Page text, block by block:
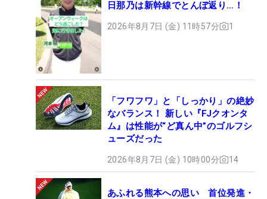
日那乃は新幹線でとんぼ返り…！
2026年8月7日 (金) 11時57分 1
「フワフワ」と「しっかり」の絶妙
なバランス！ 新しい『FJクオンタ
ム』は性能が“ど真ん中”のゴルフシ
ューズだった
2026年8月7日 (金) 10時00分 14
あふれる熊本への思い 首位発進・